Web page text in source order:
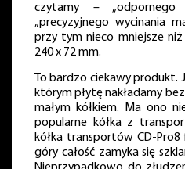
czytamy –
„precyzyjnego wycinania
przy tym nieco mniejsze niż
240 x 72 mm.
To bardzo ciekawy produkt.
którym płytę nakładamy
małym kółkiem. Ma ono
popularne kółka z
kółka transportów CD-Pro8
góry całość zamyka się